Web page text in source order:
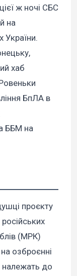
ж ночі СБС
на
України.
хаб
БпЛА в
ББМ на
проєкту
(МРК)
озброєнні
до